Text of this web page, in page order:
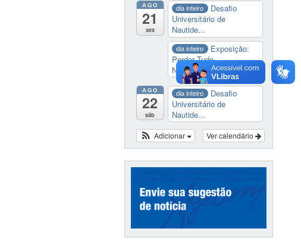
AGO
21
sex
dia inteiro
Desafio
Universitário de
Nautide...
dia inteiro
Exposição:
Perder Tudo.
Novament...
AGO
22
sáb
dia inteiro
Desafio
Universitário de
Nautide...
Ver calendário
Adicionar